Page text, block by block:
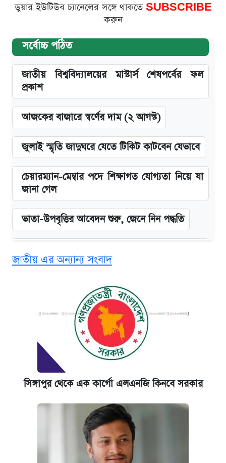
ডুয়ার ইউটিউব চ্যানেলের সঙ্গে থাকতে SUBSCRIBE
করুন
সর্বোচ্চ পঠিত
জাতীয় বিশ্ববিদ্যালয়ের মাস্টার্স শেষপর্বের ফল
প্রকাশ
আজকের বাজারে স্বর্ণের দাম (২ আগস্ট)
জুলাই স্মৃতি জাদুঘরে যেতে টিকিট কাটবেন যেভাবে
চেয়ারম্যান-মেম্বার পদে শিক্ষাগত যোগ্যতা নিয়ে যা
জানা গেল
ভাতা-উপবৃত্তির আবেদন শুরু, জেনে নিন পদ্ধতি
খান
কবে শুরু হচ্ছে ঢাবির ভর্তি আবেদন, জানাল কর্তৃপক্ষ
এক ক্লিকে জেনে নিন আইফোন ১৮ প্রো ম্যাক্সের
আজকের বাজারে স্বর্ণের দাম (৪ আগস্ট)
নবম জাতীয় পে-স্কেল নিয়ে সর্বশেষ যা জানা গেল
কবে হবে মেডিকেল ভর্তি পরীক্ষা, জানা গেল যা
পাঁচ দপ্তরে নতুন সচিব নিয়োগ দিল সরকার
জাতীয় এর অন্যান্য সংবাদ
সিঙ্গাপুর থেকে এক কার্গো এলএনজি কিনবে সরকার